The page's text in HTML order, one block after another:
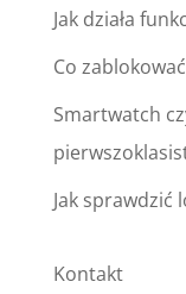
Jak działa
Co
Smartwatch
Jak sprawdzić
Kontakt